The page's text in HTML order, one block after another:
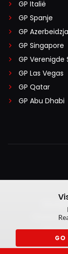
GP Italië
GP Spanje
GP
GP Singapore
GP Verenigde
GP Las Vegas
GP Qatar
GP Abu Dhabi
Privacy